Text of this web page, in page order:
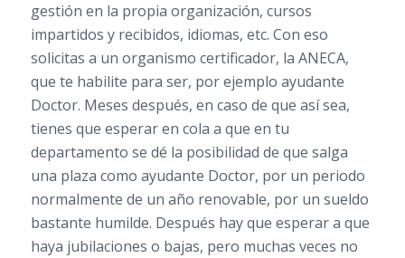
gestión en la propia organización, cursos
impartidos y recibidos, idiomas, etc. Con eso
solicitas a un organismo certificador, la ANECA,
que te habilite para ser, por ejemplo ayudante
Doctor. Meses después, en caso de que así sea,
tienes que esperar en cola a que en tu
departamento se dé la posibilidad de que salga
una plaza como ayudante Doctor, por un periodo
normalmente de un año renovable, por un sueldo
bastante humilde. Después hay que esperar a que
haya jubilaciones o bajas, pero muchas veces no